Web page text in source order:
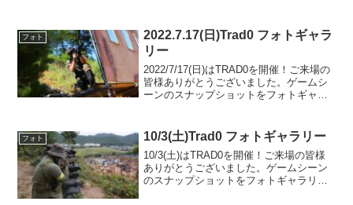
フォト
2022.7.17(日)Trad0 フォトギャラ
リー
2022/7/17(日)はTRAD0を開催！ご来場の
皆様ありがとうございました。ゲームシ
ーンのスナップショットをフォトギャラ
トアルバムをみる(Google Photo...
フォト 10/3(土)Trad0 フォトギャラリー
10/3(土)はTRAD0を開催！ご来場の皆様
ありがとうございました。ゲームシーン
のスナップショットをフォトギャラリー